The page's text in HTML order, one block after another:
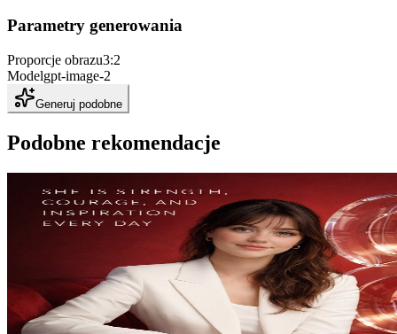
Parametry generowania
Proporcje obrazu3:2
Modelgpt-image-2
Generuj podobne
Podobne rekomendacje